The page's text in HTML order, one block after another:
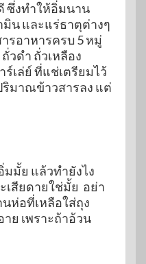
ซึ่งทำให้อิ่มนาน
มิน และแร่ธาตุต่างๆ
รอาหารครบ 5 หมู่
วดำ ถั่วเหลือง
เล่ย์ ที่แช่เตรียมไว้
มาณข้าวสารลง แต่
มมั้ย แล้วทำยังไง
เสียดายใช่มั้ย อย่า
ห่อที่เหลือใส่ถุง
ย เพราะถ้าอ้วน